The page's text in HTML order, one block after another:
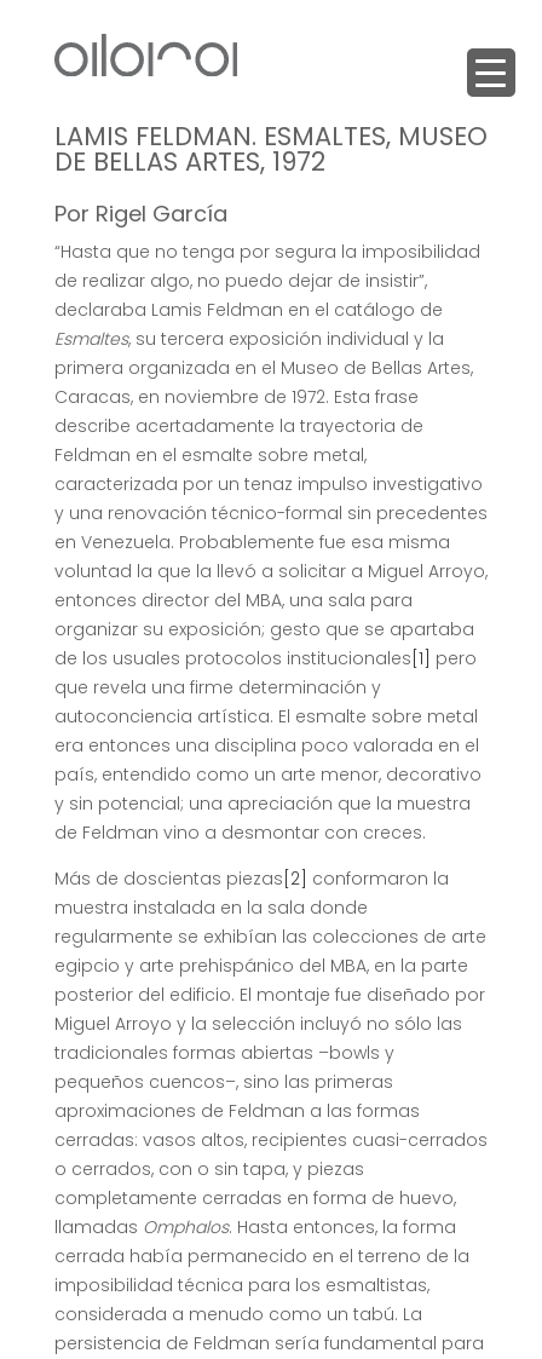
LAMIS FELDMAN. ESMALTES, MUSEO
DE BELLAS ARTES, 1972
Por Rigel García
“Hasta que no tenga por segura la imposibilidad
de realizar algo, no puedo dejar de insistir”,
declaraba Lamis Feldman en el catálogo de
Esmaltes, su tercera exposición individual y la
primera organizada en el Museo de Bellas Artes,
Caracas, en noviembre de 1972. Esta frase
describe acertadamente la trayectoria de
Feldman en el esmalte sobre metal,
caracterizada por un tenaz impulso investigativo
y una renovación técnico-formal sin precedentes
en Venezuela. Probablemente fue esa misma
voluntad la que la llevó a solicitar a Miguel Arroyo,
entonces director del MBA, una sala para
organizar su exposición; gesto que se apartaba
de los usuales protocolos institucionales [1] pero
que revela una firme determinación y
autoconciencia artística. El esmalte sobre metal
era entonces una disciplina poco valorada en el
país, entendido como un arte menor, decorativo
y sin potencial; una apreciación que la muestra
de Feldman vino a desmontar con creces.
Más de doscientas piezas [2] conformaron la
muestra instalada en la sala donde
regularmente se exhibían las colecciones de arte
egipcio y arte prehispánico del MBA, en la parte
posterior del edificio. El montaje fue diseñado por
Miguel Arroyo y la selección incluyó no sólo las
tradicionales formas abiertas –bowls y
pequeños cuencos–, sino las primeras
aproximaciones de Feldman a las formas
cerradas: vasos altos, recipientes cuasi-cerrados
o cerrados, con o sin tapa, y piezas
completamente cerradas en forma de huevo,
llamadas Omphalos. Hasta entonces, la forma
cerrada había permanecido en el terreno de la
imposibilidad técnica para los esmaltistas,
considerada a menudo como un tabú. La
persistencia de Feldman sería fundamental para